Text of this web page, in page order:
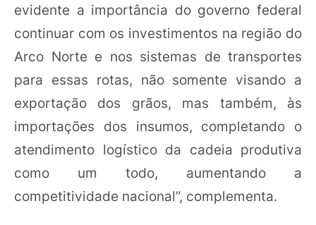
evidente a importância do governo federal
continuar com os investimentos na região do
Arco Norte e nos sistemas de transportes
para essas rotas, não somente visando a
exportação dos grãos, mas também, às
importações dos insumos, completando o
atendimento logístico da cadeia produtiva
como um todo, aumentando a
competitividade nacional”, complementa.